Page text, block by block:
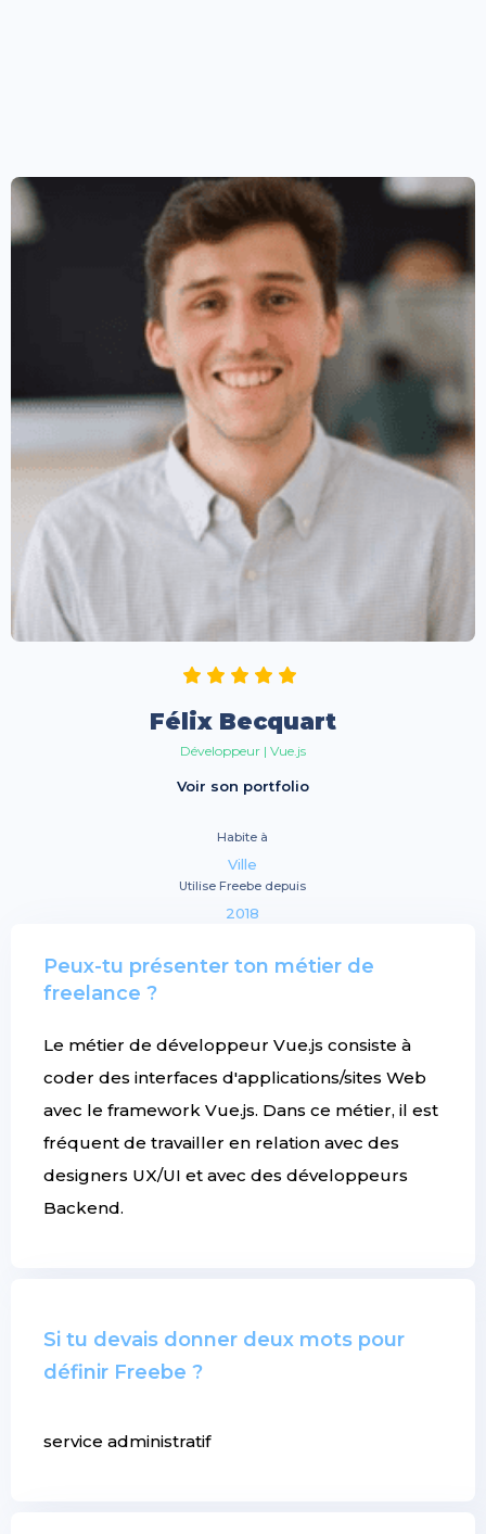
Félix Becquart
Développeur | Vue.js
Voir son portfolio
Habite à
Ville
Utilise Freebe depuis
2018
Peux-tu présenter ton métier de
freelance ?
Le métier de développeur Vue.js consiste à
coder des interfaces d'applications/sites Web
avec le framework Vue.js. Dans ce métier, il est
fréquent de travailler en relation avec des
designers UX/UI et avec des développeurs
Backend.
Si tu devais donner deux mots pour
définir Freebe ?
service administratif